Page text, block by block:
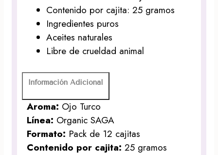
Contenido por cajita: 25 gramos
Ingredientes puros
Aceites naturales
Libre de crueldad animal
Información Adicional
Aroma: Ojo Turco
Línea: Organic SAGA
Formato: Pack de 12 cajitas
Contenido por cajita: 25 gramos